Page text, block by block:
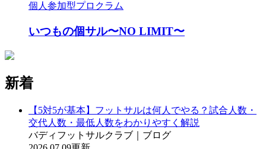
個人参加型プロクラム
いつもの個サル〜NO LIMIT〜
新着
【5対5が基本】フットサルは何人でやる？試合人数・
交代人数・最低人数をわかりやすく解説
バディフットサルクラブ｜ブログ